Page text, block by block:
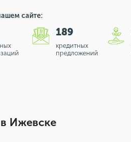
сайте:
189
кредитных
предложений
Ижевске